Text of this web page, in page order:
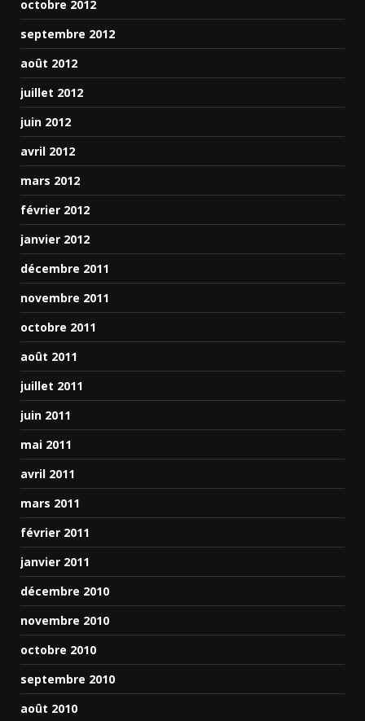
octobre 2012
septembre 2012
août 2012
juillet 2012
juin 2012
avril 2012
mars 2012
février 2012
janvier 2012
décembre 2011
novembre 2011
octobre 2011
août 2011
juillet 2011
juin 2011
mai 2011
avril 2011
mars 2011
février 2011
janvier 2011
décembre 2010
novembre 2010
octobre 2010
septembre 2010
août 2010